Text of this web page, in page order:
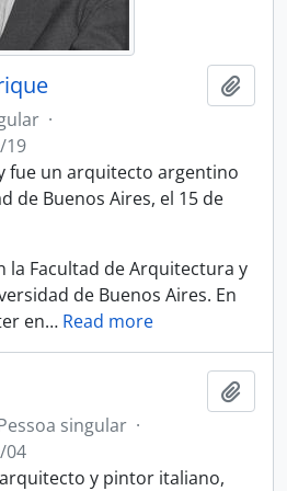
·
19
fue un arquitecto argentino
de Buenos Aires, el 15 de
la Facultad de Arquitectura y
de Buenos Aires. En
en… Read more
singular ·
04
y pintor italiano,